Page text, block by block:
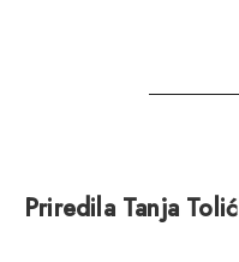
Priredila Tanja Tolić